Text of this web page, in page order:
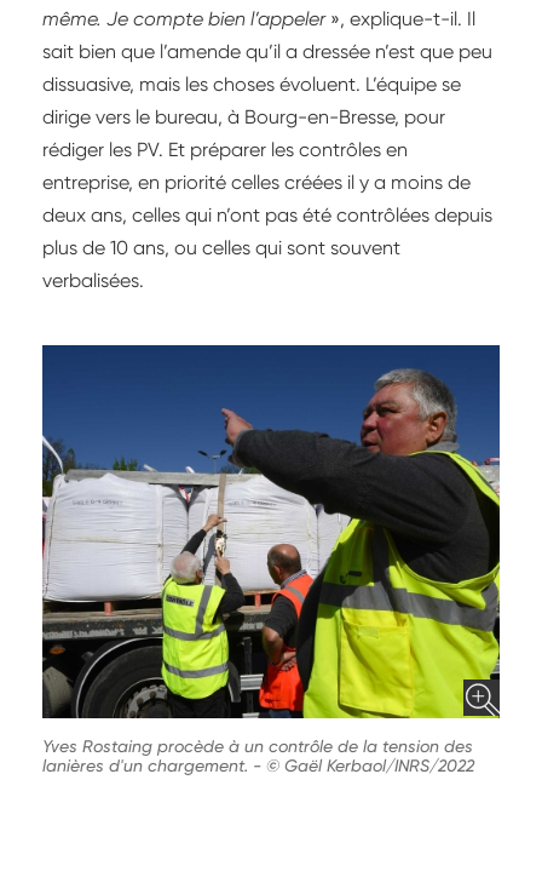
même. Je compte bien l’appeler », explique-t-il. Il
sait bien que l’amende qu’il a dressée n’est que peu
dissuasive, mais les choses évoluent. L’équipe se
dirige vers le bureau, à Bourg-en-Bresse, pour
rédiger les PV. Et préparer les contrôles en
entreprise, en priorité celles créées il y a moins de
deux ans, celles qui n’ont pas été contrôlées depuis
plus de 10 ans, ou celles qui sont souvent
verbalisées.
Yves Rostaing procède à un contrôle de la tension des
lanières d'un chargement. - © Gaël Kerbaol/INRS/2022